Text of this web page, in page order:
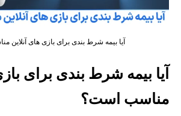
آیا بیمه شرط بندی برای بازی های آنلاین
آیا بیمه شرط بندی برای
مناسب است؟